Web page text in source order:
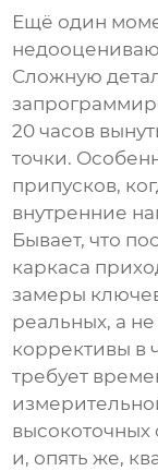
Ещё один
Сложную
20 часов
точки.
припусков,
внутренние
Бывает, что
каркаса
замеры
реальных, а
коррективы в
требует
высокоточных
и, опять же,